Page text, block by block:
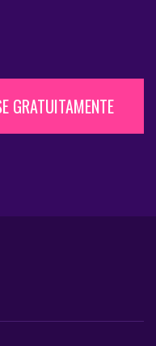
GRATUITAMENTE